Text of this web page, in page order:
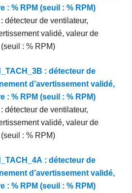
: % RPM (seuil : % RPM)
détecteur de ventilateur,
validé, valeur de
: % RPM)
: détecteur de
d’avertissement validé,
: % RPM (seuil : % RPM)
détecteur de ventilateur,
validé, valeur de
: % RPM)
: détecteur de
d’avertissement validé,
: % RPM (seuil : % RPM)